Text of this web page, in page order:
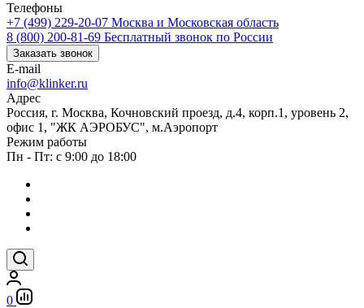
Телефоны
+7 (499) 229-20-07 Москва и Московская область
8 (800) 200-81-69 Бесплатный звонок по России
Заказать звонок
E-mail
info@klinker.ru
Адрес
Россия, г. Москва, Кочновский проезд, д.4, корп.1, уровень 2,
офис 1, "ЖК АЭРОБУС", м.Аэропорт
Режим работы
Пн - Пт: с 9:00 до 18:00
0